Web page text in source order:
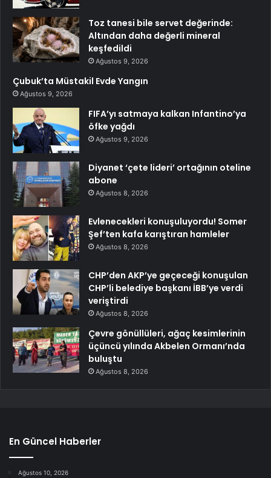
Toz tanesi bile servet değerinde:
Altından daha değerli mineral
keşfedildi
Ağustos 9, 2026
Çubuk’ta Müstakil Evde Yangın
Ağustos 9, 2026
FIFA’yı satmaya kalkan Infantino’ya
öfke yağdı
Ağustos 9, 2026
Diyanet ‘çete lideri’ ortağının oteline
abone
Ağustos 8, 2026
Evlenecekleri konuşuluyordu! Somer
Şef’ten kafa karıştıran hamleler
Ağustos 8, 2026
CHP’den AKP’ye geçeceği konuşulan
CHP’li belediye başkanı İBB’ye verdi
veriştirdi
Ağustos 8, 2026
Çevre gönüllüleri, ağaç kesimlerinin
üçüncü yılında Akbelen Ormanı’nda
buluştu
Ağustos 8, 2026
En Güncel Haberler
Ağustos 10, 2026